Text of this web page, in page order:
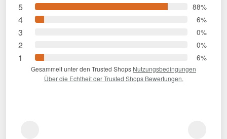
5 88%
4 6%
3 0%
2 0%
1 6%
Gesammelt unter den Trusted Shops Nutzungsbedingungen
Über die Echtheit der Trusted Shops Bewertungen.